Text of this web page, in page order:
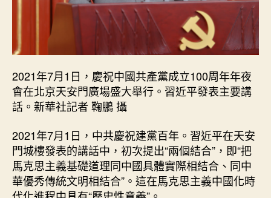
2021年7月1日，慶祝中國共產黨成立100周年年夜
會在北京天安門廣場盛大舉行。習近平發表主要講
話。新華社記者 鞠鵬 攝
2021年7月1日，中共慶祝建黨百年。習近平在天安
門城樓發表的講話中，初次提出“兩個結合”，即“把
馬克思主義基礎道理同中國具體實際相結合、同中
華優秀傳統文明相結合”。這在馬克思主義中國化時